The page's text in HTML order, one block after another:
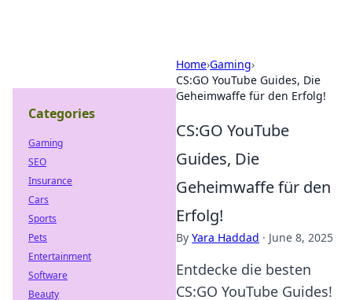
Home›Gaming›
CS:GO YouTube Guides, Die
Geheimwaffe für den Erfolg!
CS:GO YouTube
Guides, Die
Geheimwaffe für den
Erfolg!
By Yara Haddad · June 8, 2025
Entdecke die besten
CS:GO YouTube Guides!
Categories
Gaming
SEO
Insurance
Cars
Sports
Pets
Entertainment
Software
Beauty